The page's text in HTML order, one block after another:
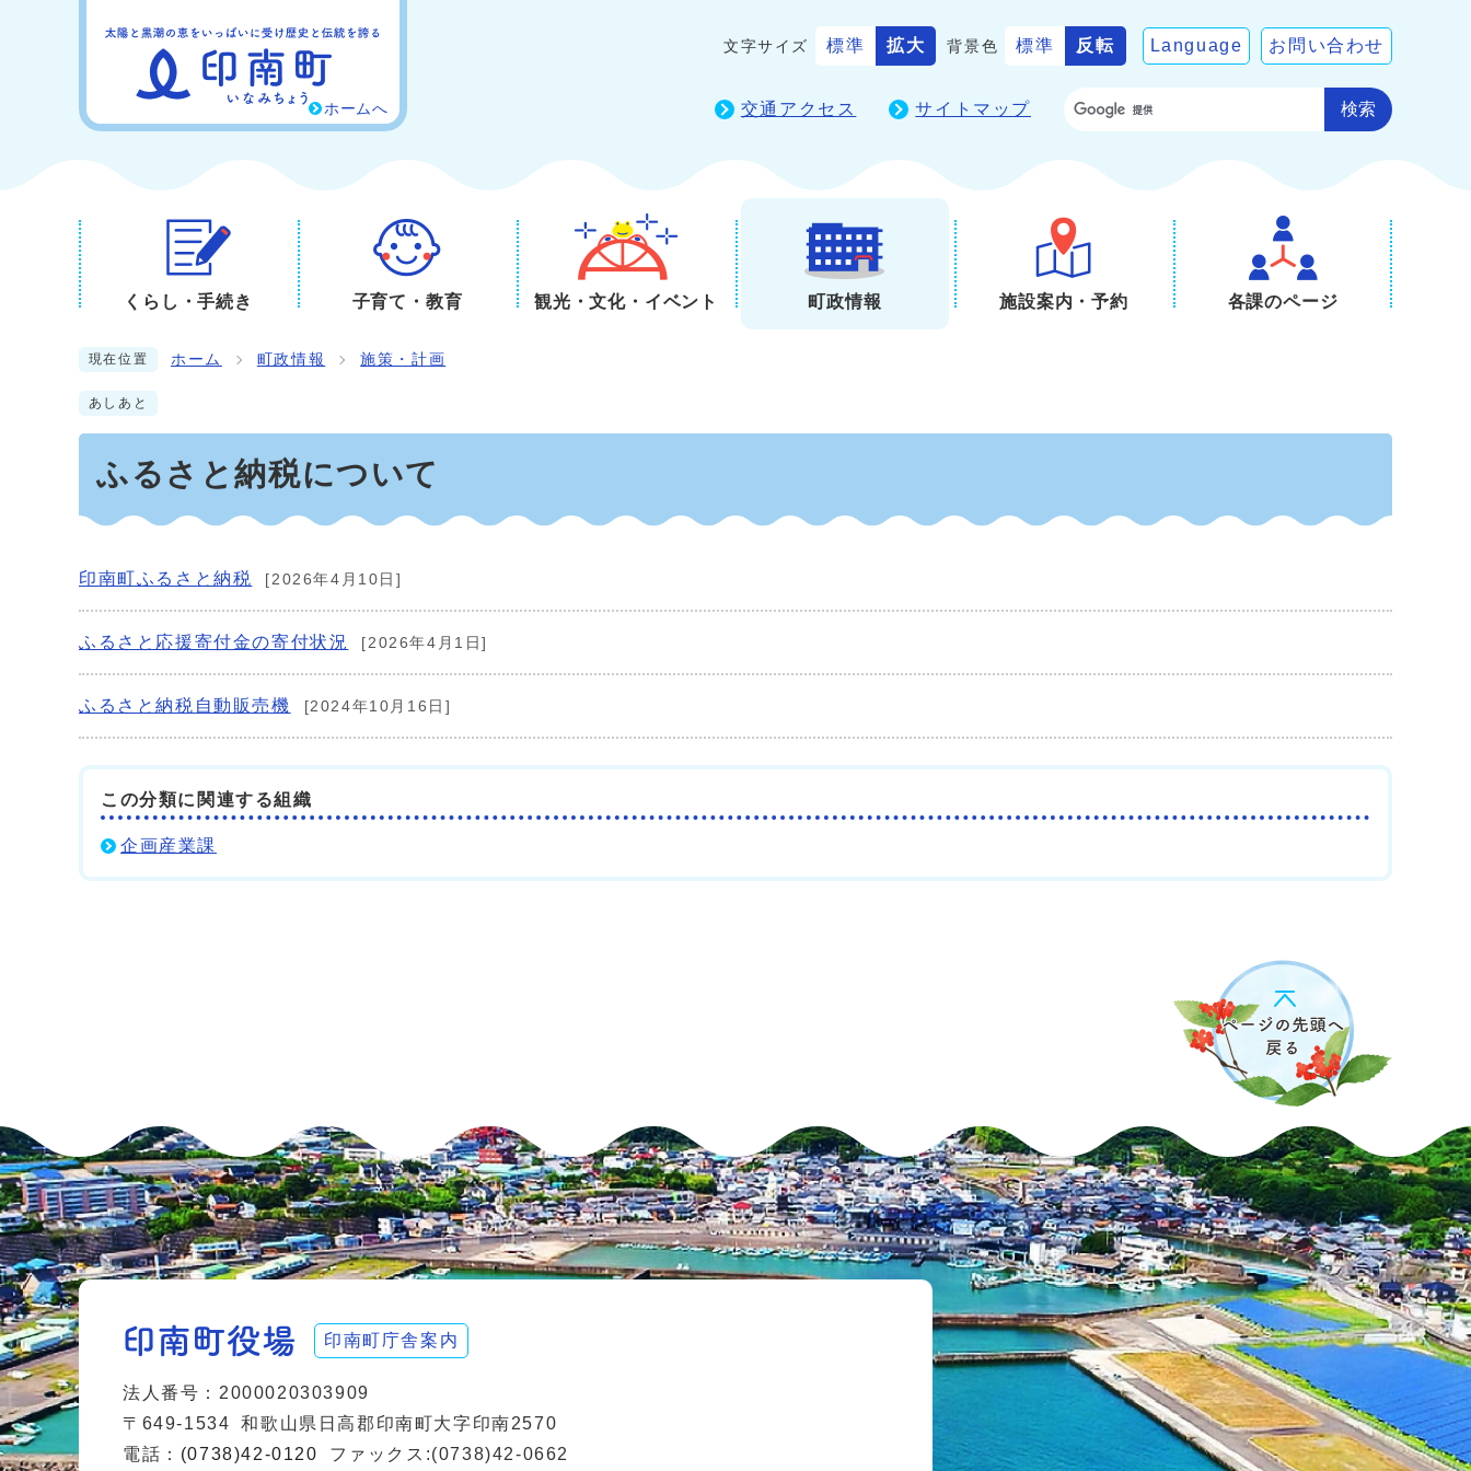
ホームへ
文字サイズ 標準 拡大 背景色 標準 反転 Language お問い合わせ
交通アクセス サイトマップ 検索
くらし・手続き 子育て・教育 観光・文化・イベント 町政情報 施設案内・予約 各課のページ
現在位置 ホーム 町政情報 施策・計画
あしあと
ふるさと納税について
印南町ふるさと納税 [2026年4月10日]
ふるさと応援寄付金の寄付状況 [2026年4月1日]
ふるさと納税自動販売機 [2024年10月16日]
この分類に関連する組織
企画産業課
印南町庁舎案内
法人番号：2000020303909
〒649-1534
和歌山県日高郡印南町大字印南2570
電話： (0738)42-0120 ファックス:(0738)42-0662